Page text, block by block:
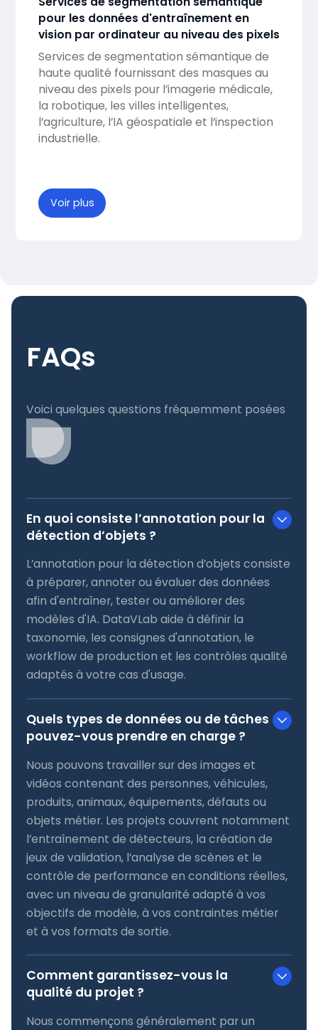
pour les données d'entraînement en
vision par ordinateur au niveau des pixels
Services de segmentation sémantique de
haute qualité fournissant des masques au
niveau des pixels pour l’imagerie médicale,
la robotique, les villes intelligentes,
l’agriculture, l’IA géospatiale et l’inspection
industrielle.
Voir plus
FAQs
Voici quelques questions fréquemment posées
En quoi consiste l’annotation pour la
détection d’objets ?
L’annotation pour la détection d’objets consiste
à préparer, annoter ou évaluer des données
afin d'entraîner, tester ou améliorer des
modèles d'IA. DataVLab aide à définir la
taxonomie, les consignes d'annotation, le
workflow de production et les contrôles qualité
adaptés à votre cas d'usage.
Quels types de données ou de tâches
pouvez-vous prendre en charge ?
Nous pouvons travailler sur des images et
vidéos contenant des personnes, véhicules,
produits, animaux, équipements, défauts ou
objets métier. Les projets couvrent notamment
l’entraînement de détecteurs, la création de
jeux de validation, l’analyse de scènes et le
contrôle de performance en conditions réelles,
avec un niveau de granularité adapté à vos
objectifs de modèle, à vos contraintes métier
et à vos formats de sortie.
Comment garantissez-vous la
qualité du projet ?
Nous commençons généralement par un